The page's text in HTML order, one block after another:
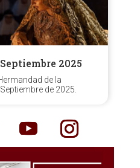
2025
de la
de 2025.